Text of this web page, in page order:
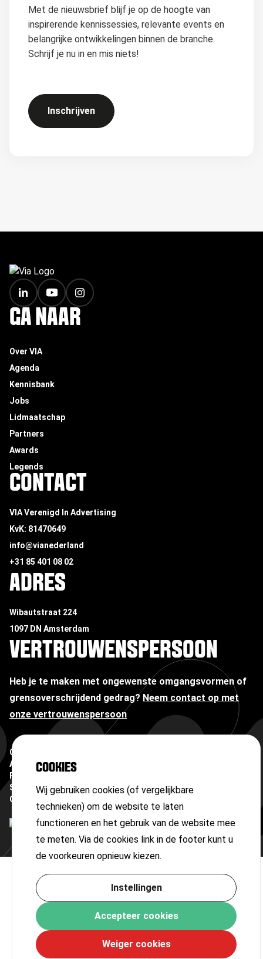
COOKIES
Wij gebruiken cookies (of vergelijkbare
technieken) om de website te laten
functioneren en het gebruik van de website mee
te meten. Via de cookies link in de footer kunt u
de voorkeuren opnieuw kiezen.
Instellingen
Accepteer cookies
Weiger cookies
Met de nieuwsbrief blijf je op de hoogte van
inspirerende kennissessies, relevante events en
belangrijke ontwikkelingen binnen de branche.
Schrijf je nu in en mis niets!
Inschrijven
FOOTER
GA NAAR
Over VIA
Agenda
Kennisbank
Jobs
Lidmaatschap
Partners
Awards
Legends
CONTACT
VIA Verenigd In Advertising
KvK: 81470649
info@vianederland
+31 85 401 08 02
ADRES
Wibautstraat 224
1097 DN Amsterdam
VERTROUWENSPERSOON
Heb je te maken met ongewenste omgangsvormen of
grensoverschrijdend gedrag? Neem contact op met
onze vertrouwenspersoon
Copyright ©
Algemene voorwaarden
Privacyverklaring
Sitemap
Cookies